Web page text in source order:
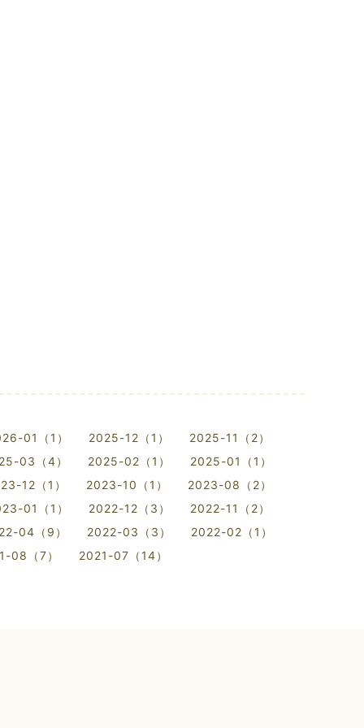
01（1） 2025-12（1）
2025-11（2）
03（4） 2025-02（1）
2025-01（1）
12（1） 2023-10（1）
2023-08（2）
01（1） 2022-12（3）
2022-11（2）
04（9） 2022-03（3）
2022-02（1）
08（7） 2021-07（14）